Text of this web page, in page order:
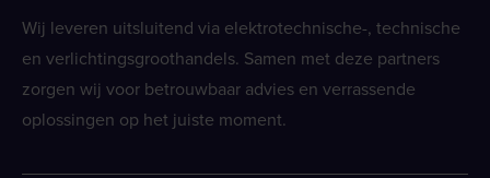
Wij leveren uitsluitend via elektrotechnische-, technische
en verlichtingsgroothandels. Samen met deze partners
zorgen wij voor betrouwbaar advies en verrassende
oplossingen op het juiste moment.